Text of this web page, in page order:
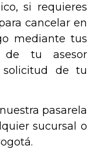
si requieres
cancelar en
mediante tus
de tu asesor
solicitud de tu
pasarela
sucursal o